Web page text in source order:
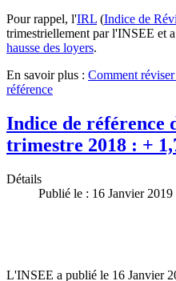
Pour rappel, l'IRL (Indice de
trimestriellement par l'INSEE et
hausse des loyers.
En savoir plus : Comment
référence
Indice de référence
trimestre 2018 : +
Détails
Publié le : 16 Janvier 2019
L'INSEE a publié le 16 Janvier